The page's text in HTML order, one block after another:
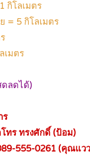
กิโลเมตร
= 5 กิโลเมตร
เมตร
ดลดได้)
ร
ทร ทรงศักดิ์ (ป้อม)
555-0261 (คุณแว